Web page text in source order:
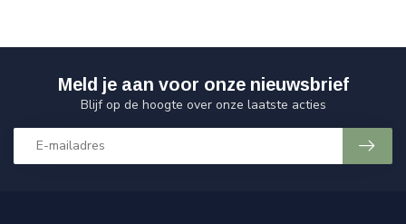
Meld je aan voor onze nieuwsbrief
Blijf op de hoogte over onze laatste acties